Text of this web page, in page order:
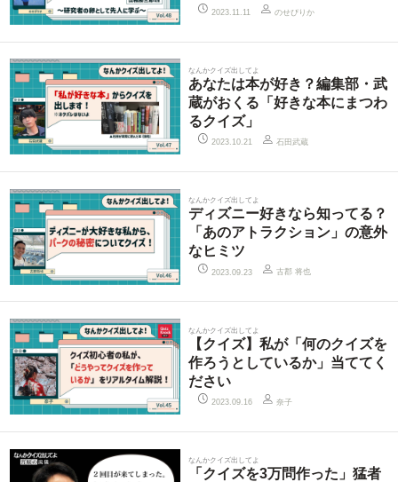
2023.11.11 のせぴりか
なんかクイズ出してよ
あなたは本が好き？編集部・武
蔵がおくる「好きな本にまつわ
るクイズ」
2023.10.21 石田武蔵
なんかクイズ出してよ
ディズニー好きなら知ってる？
「あのアトラクション」の意外
なヒミツ
2023.09.23 古郡 将也
なんかクイズ出してよ
【クイズ】私が「何のクイズを
作ろうとしているか」当ててく
ださい
2023.09.16 奈子
なんかクイズ出してよ
「クイズを3万問作った」猛者